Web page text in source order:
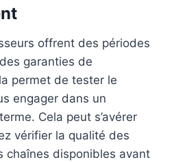
offrent des périodes
garanties de
permet de tester le
engager dans un
Cela peut s’avérer
vérifier la qualité des
chaînes disponibles avant